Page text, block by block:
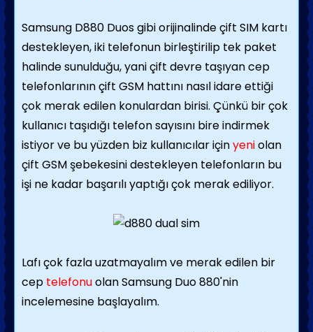
Samsung D880 Duos gibi orijinalinde çift SIM kartı
destekleyen, iki telefonun birleştirilip tek paket
halinde sunulduğu, yani çift devre taşıyan cep
telefonlarının çift GSM hattını nasıl idare ettiği
çok merak edilen konulardan birisi. Çünkü bir çok
kullanıcı taşıdığı telefon sayısını bire indirmek
istiyor ve bu yüzden biz kullanıcılar içinyeniolan
çift GSM şebekesini destekleyen telefonların bu
işi ne kadar başarılı yaptığı çok merak ediliyor.
Lafı çok fazla uzatmayalım ve merak edilen bir
cep telefonuolan Samsung Duo 880'nin
incelemesine başlayalım.